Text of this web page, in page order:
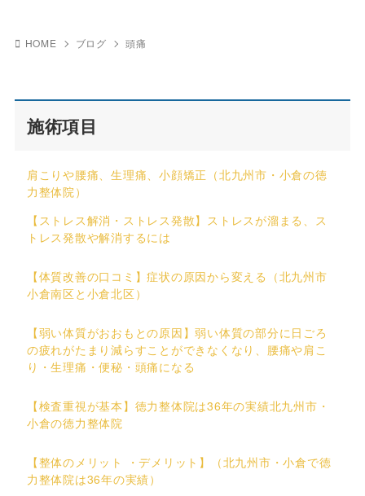
HOME ブログ 頭痛
施術項目
肩こりや腰痛、生理痛、小顔矯正（北九州市・小倉の徳
力整体院）
【ストレス解消・ストレス発散】ストレスが溜まる、ス
トレス発散や解消するには
【体質改善の口コミ】症状の原因から変える（北九州市
小倉南区と小倉北区）
【弱い体質がおおもとの原因】弱い体質の部分に日ごろ
の疲れがたまり減らすことができなくなり、腰痛や肩こ
り・生理痛・便秘・頭痛になる
【検査重視が基本】徳力整体院は36年の実績北九州市・
小倉の徳力整体院
【整体のメリット ・デメリット】（北九州市・小倉で徳
力整体院は36年の実績）